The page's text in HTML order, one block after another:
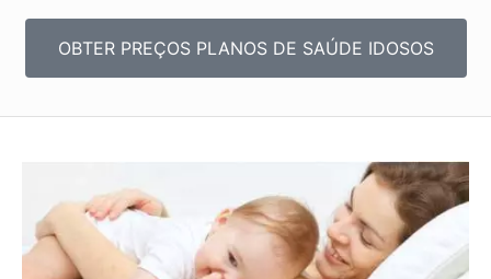
OBTER PREÇOS PLANOS DE SAÚDE IDOSOS